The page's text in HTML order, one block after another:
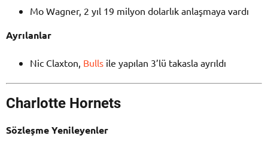
Mo Wagner, 2 yıl 19 milyon dolarlık anlaşmaya vardı
Ayrılanlar
Nic Claxton, Bulls ile yapılan 3’lü takasla ayrıldı
Charlotte Hornets
Sözleşme Yenileyenler